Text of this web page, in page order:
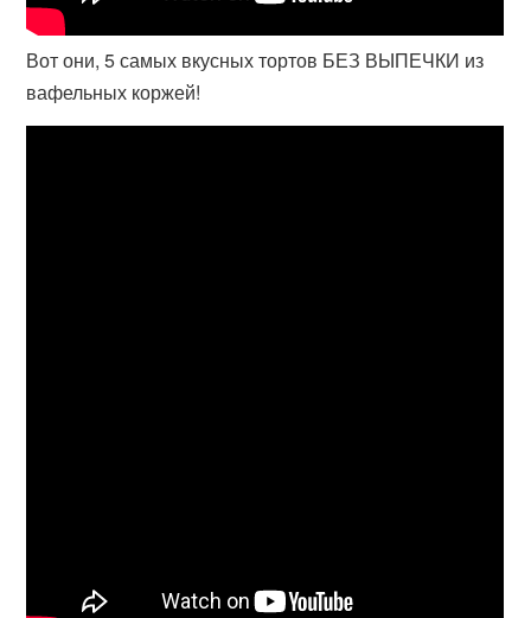
Вот они, 5 самых вкусных тортов БЕЗ ВЫПЕЧКИ из
вафельных коржей!